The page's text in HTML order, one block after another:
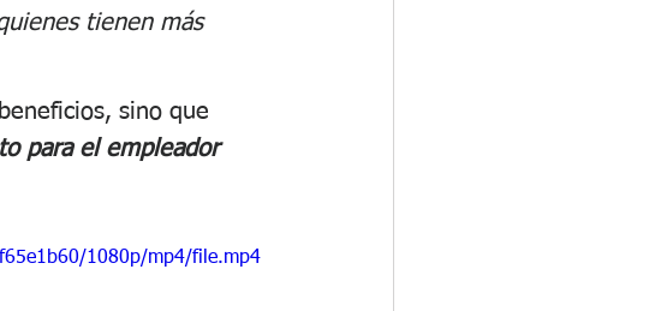
tienen más
sino que
para el empleador
1080p/mp4/file.mp4